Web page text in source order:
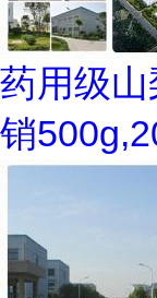
药用级
销